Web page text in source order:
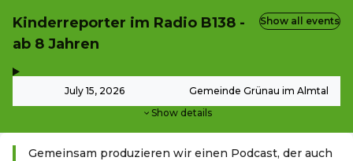
Kinderreporter im Radio B138 -
ab 8 Jahren
July 15, 2026 Gemeinde Grünau im Almtal
Show details
Show all events
Gemeinsam produzieren wir einen Podcast, der auch